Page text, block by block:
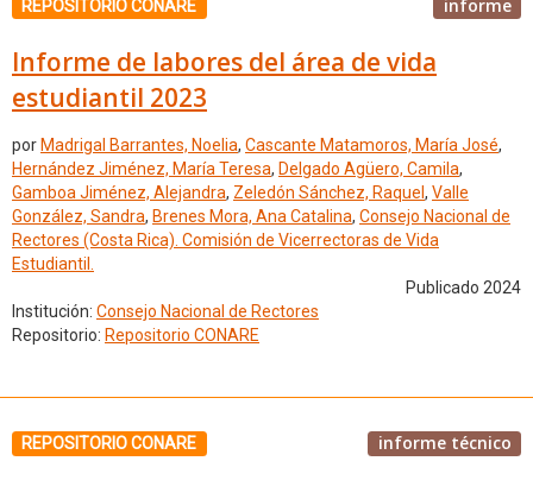
REPOSITORIO CONARE informe
Informe de labores del área de vida
estudiantil 2023
por Madrigal Barrantes, Noelia, Cascante Matamoros, María José,
Hernández Jiménez, María Teresa, Delgado Agüero, Camila,
Gamboa Jiménez, Alejandra, Zeledón Sánchez, Raquel , Valle
González, Sandra, Brenes Mora, Ana Catalina, Consejo Nacional de
Rectores (Costa Rica). Comisión de Vicerrectoras de Vida
Estudiantil.
Publicado 2024
Institución: Consejo Nacional de Rectores
Repositorio: Repositorio CONARE
REPOSITORIO CONARE informe técnico